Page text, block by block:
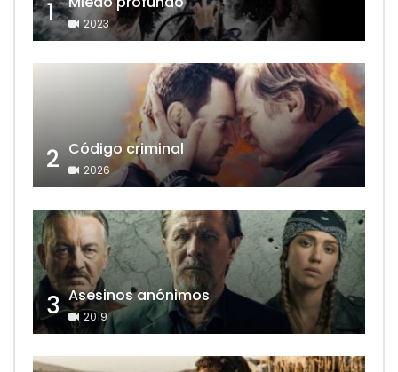
1 2023
2 Código criminal
2026
3 Asesinos anónimos
2019